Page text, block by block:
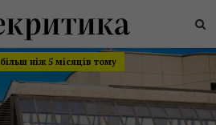
більш ніж 5 місяців тому